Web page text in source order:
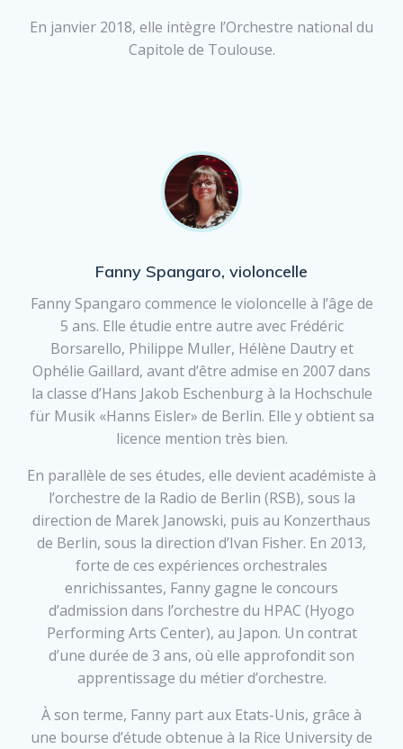
En janvier 2018, elle intègre l’Orchestre national du
Capitole de Toulouse.
Fanny Spangaro, violoncelle
Fanny Spangaro commence le violoncelle à l’âge de
5 ans. Elle étudie entre autre avec Frédéric
Borsarello, Philippe Muller, Hélène Dautry et
Ophélie Gaillard, avant d’être admise en 2007 dans
la classe d’Hans Jakob Eschenburg à la Hochschule
für Musik «Hanns Eisler» de Berlin. Elle y obtient sa
licence mention très bien.
En parallèle de ses études, elle devient académiste à
l’orchestre de la Radio de Berlin (RSB), sous la
direction de Marek Janowski, puis au Konzerthaus
de Berlin, sous la direction d’Ivan Fisher. En 2013,
forte de ces expériences orchestrales
enrichissantes, Fanny gagne le concours
d’admission dans l’orchestre du HPAC (Hyogo
Performing Arts Center), au Japon. Un contrat
d’une durée de 3 ans, où elle approfondit son
apprentissage du métier d’orchestre.
À son terme, Fanny part aux Etats-Unis, grâce à
une bourse d’étude obtenue à la Rice University de